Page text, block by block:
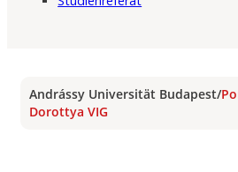
Andrássy Universität Budapest/
Dorottya VIG